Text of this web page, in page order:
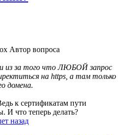
Автор вопроса
из за того что ЛЮБОЙ запрос
на https, а там только
домена.
к сертификатам пути
И что теперь делать?
назад